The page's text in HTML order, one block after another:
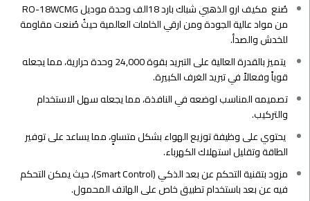
صُنع مكيف ارو الذهبي شباك بارد 18الف وحدة موديل RO-18WCMG
من مواد عالية الجودة ومن ارقي الخامات العالمية حيثُ صُنعت مقاومة
للخدش والصدأ.
يتميز بالقدرة العالية على التبريد بقوة 24,000 وحدة حرارية، مما يجعله
قوياً وفعالاً في تبريد الغرف الكبيرة.
تصميمه المناسب لوضعه في النافذة، مما يجعله سهل الاستخدام
والتركيب.
يحتوي على وظيفة توزيع الهواء بشكل متساوٍ، مما يساعد على توفير
الطاقة وتقليل استهلاك الكهرباء.
مزود بتقنية التحكم عن بعد الذكي (Smart Control)، حيث يمكن التحكم
فيه عن بعد باستخدام تطبيق خاص على الهاتف المحمول.